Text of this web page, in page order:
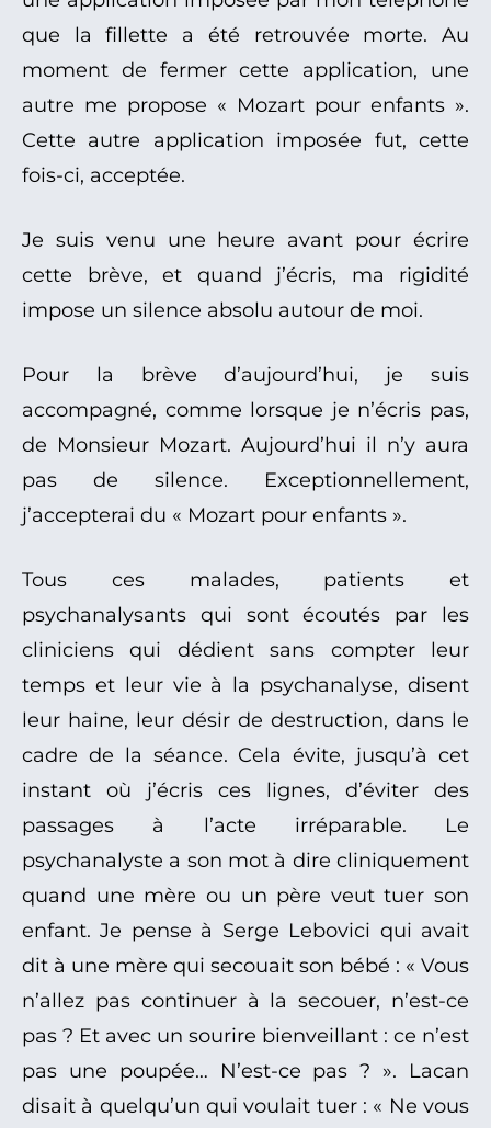
que la fillette a été retrouvée morte. Au
moment de fermer cette application, une
autre me propose « Mozart pour enfants ».
Cette autre application imposée fut, cette
fois-ci, acceptée.
Je suis venu une heure avant pour écrire
cette brève, et quand j’écris, ma rigidité
impose un silence absolu autour de moi.
Pour la brève d’aujourd’hui, je suis
accompagné, comme lorsque je n’écris pas,
de Monsieur Mozart. Aujourd’hui il n’y aura
pas de silence. Exceptionnellement,
j’accepterai du « Mozart pour enfants ».
Tous ces malades, patients et
psychanalysants qui sont écoutés par les
cliniciens qui dédient sans compter leur
temps et leur vie à la psychanalyse, disent
leur haine, leur désir de destruction, dans le
cadre de la séance. Cela évite, jusqu’à cet
instant où j’écris ces lignes, d’éviter des
passages à l’acte irréparable. Le
psychanalyste a son mot à dire cliniquement
quand une mère ou un père veut tuer son
enfant. Je pense à Serge Lebovici qui avait
dit à une mère qui secouait son bébé : « Vous
n’allez pas continuer à la secouer, n’est-ce
pas ? Et avec un sourire bienveillant : ce n’est
pas une poupée… N’est-ce pas ? ». Lacan
disait à quelqu’un qui voulait tuer : « Ne vous